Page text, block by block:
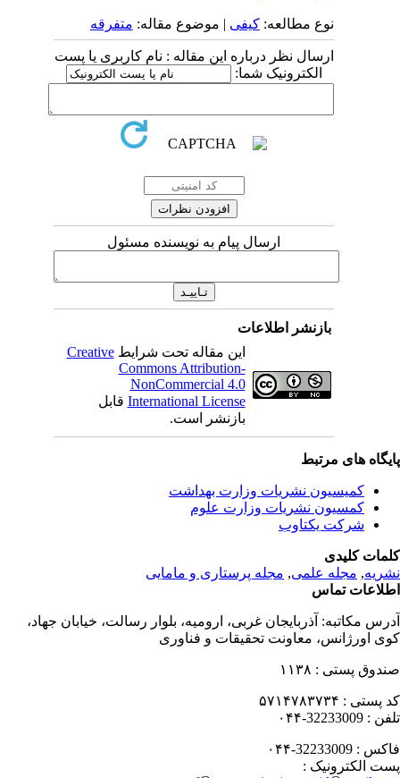
نوع مطالعه:کیفی| موضوع مقاله:متفرقه
ارسال نظر درباره این مقاله : نام کاربری یا پست
الکترونیک شما:
ارسال پیام به نویسنده مسئول
بازنشر اطلاعات
این مقاله تحت شرایطCreative
Commons Attribution-
NonCommercial 4.0
International Licenseقابل
بازنشر است.
های مرتبط
کمیسیون نشریات وزارت بهداشت
کمسیون نشریات وزارت علوم
شرکت یکتاوب
کلیدی
,مجله علمی, مجله پرستاری و مامایی
تماس
مکاتبه:آذربایجان غربی، ارومیه، بلوار رسالت، خیابان جهاد،
اورژانس، معاونت تحقیقات و فناوری
پستی : ۱۱۳۸
پستی : ۵۷۱۴۷۸۳۷۳۴
: 32233009-۰۴۴
: 32233009-۰۴۴
الکترونیک :